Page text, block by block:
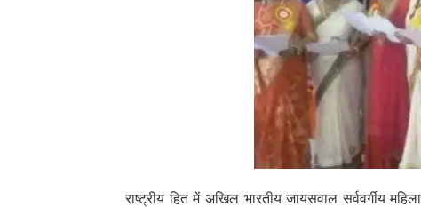
राष्ट्रीय हित में अखिल भारतीय जायसवाल सर्ववर्गीय